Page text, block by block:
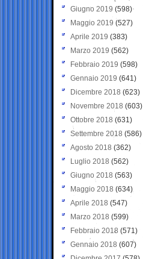
Giugno 2019 (598)
Maggio 2019 (527)
Aprile 2019 (383)
Marzo 2019 (562)
Febbraio 2019 (598)
Gennaio 2019 (641)
Dicembre 2018 (623)
Novembre 2018 (603)
Ottobre 2018 (631)
Settembre 2018 (586)
Agosto 2018 (362)
Luglio 2018 (562)
Giugno 2018 (563)
Maggio 2018 (634)
Aprile 2018 (547)
Marzo 2018 (599)
Febbraio 2018 (571)
Gennaio 2018 (607)